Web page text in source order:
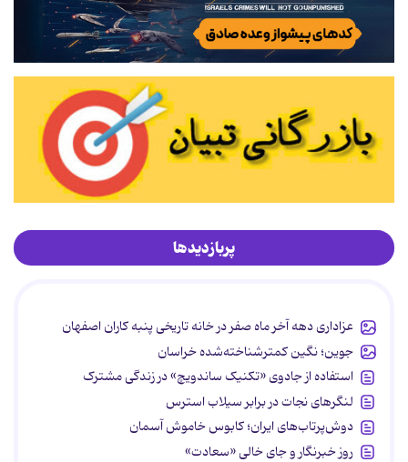
پربازدیدها
عزاداری دهه آخر ماه صفر در خانه تاریخی پنبه کاران اصفهان
جوین؛ نگین کمترشناخته‌شده خراسان
استفاده از جادوی «تکنیک ساندویچ» در زندگی مشترک
لنگرهای نجات در برابر سیلاب استرس
دوش‌پرتاب‌های ایران؛ کابوس خاموش آسمان
روز خبرنگار و جای خالی «سعادت»